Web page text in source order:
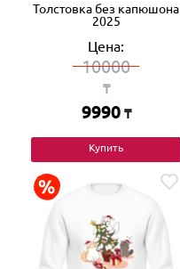
Толстовка без капюшона
2025
Цена:
10000
₸
9990 ₸
Купить